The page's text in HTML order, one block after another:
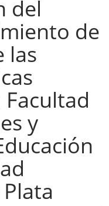
del
de
las
y